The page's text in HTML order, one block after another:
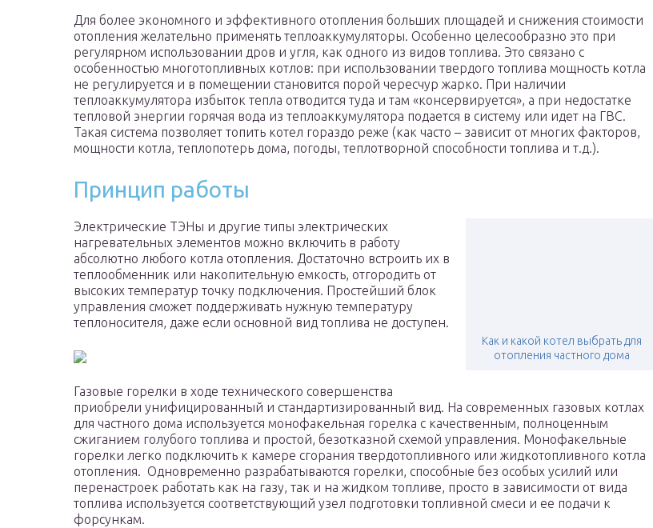
Для более экономного и эффективного отопления больших площадей и снижения стоимости
отопления желательно применять теплоаккумуляторы. Особенно целесообразно это при
регулярном использовании дров и угля, как одного из видов топлива. Это связано с
особенностью многотопливных котлов: при использовании твердого топлива мощность котла
не регулируется и в помещении становится порой чересчур жарко. При наличии
теплоаккумулятора избыток тепла отводится туда и там «консервируется», а при недостатке
тепловой энергии горячая вода из теплоаккумулятора подается в систему или идет на ГВС.
Такая система позволяет топить котел гораздо реже (как часто – зависит от многих факторов,
мощности котла, теплопотерь дома, погоды, теплотворной способности топлива и т.д.).
Принцип работы
Как и какой котел выбрать для
отопления частного дома
Электрические ТЭНы и другие типы электрических
нагревательных элементов можно включить в работу
абсолютно любого котла отопления. Достаточно встроить их в
теплообменник или накопительную емкость, отгородить от
высоких температур точку подключения. Простейший блок
управления сможет поддерживать нужную температуру
теплоносителя, даже если основной вид топлива не доступен.
Газовые горелки в ходе технического совершенства
приобрели унифицированный и стандартизированный вид. На современных газовых котлах
для частного дома используется монофакельная горелка с качественным, полноценным
сжиганием голубого топлива и простой, безотказной схемой управления. Монофакельные
горелки легко подключить к камере сгорания твердотопливного или жидкотопливного котла
отопления. Одновременно разрабатываются горелки, способные без особых усилий или
перенастроек работать как на газу, так и на жидком топливе, просто в зависимости от вида
топлива используется соответствующий узел подготовки топливной смеси и ее подачи к
форсункам.